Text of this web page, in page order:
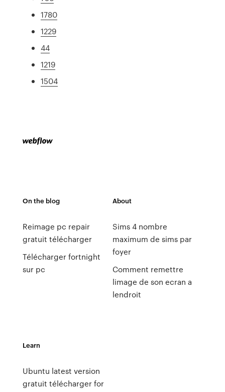
1780
1229
44
1219
1504
On the blog
Reimage pc repair
gratuit télécharger
Télécharger fortnight
sur pc
About
Sims 4 nombre
maximum de sims par
foyer
Comment remettre
limage de son ecran a
lendroit
Learn
Ubuntu latest version
gratuit télécharger for